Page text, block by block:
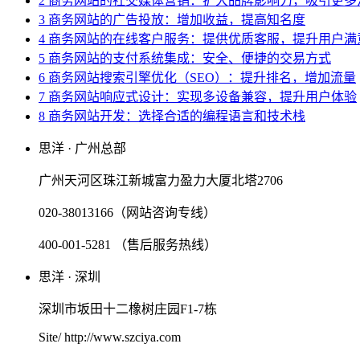
3 商务网站的广告投放：增加收益，提高知名度
4 商务网站的在线客户服务：提供优质客服，提升用户满
5 商务网站的支付系统集成：安全、便捷的交易方式
6 商务网站搜索引擎优化（SEO）：提升排名，增加流量
7 商务网站响应式设计：实现多设备兼容，提升用户体验
8 商务网站开发：选择合适的编程语言和技术栈
思洋 · 广州总部
广州天河区珠江新城富力盈力大厦北塔2706
020-38013166（网站咨询专线）
400-001-5281 （售后服务热线）
思洋 · 深圳
深圳市坂田十二橡树庄园F1-7栋
Site/ http://www.szciya.com